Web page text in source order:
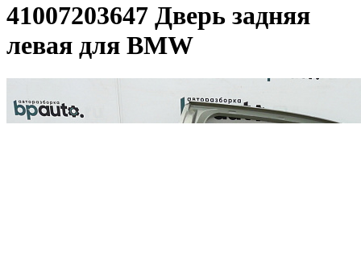
41007203647 Дверь задняя
левая для BMW